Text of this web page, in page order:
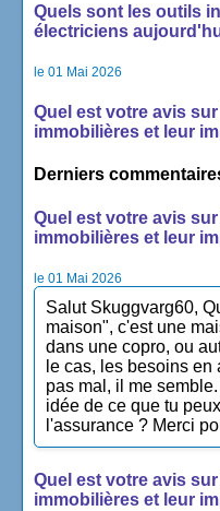
Quels sont les outils
électriciens
le 01 Mai 2026
Quel est votre avis
immobilières et leur
Derniers
Quel est votre avis
immobilières et leur
le 01 Mai 2026
Salut Skuggvarg60,
maison", c'est une
dans une copro, ou
le cas, les besoins
pas mal, il me
idée de ce que tu
l'assurance ? Merci
Quel est votre avis
immobilières et leur